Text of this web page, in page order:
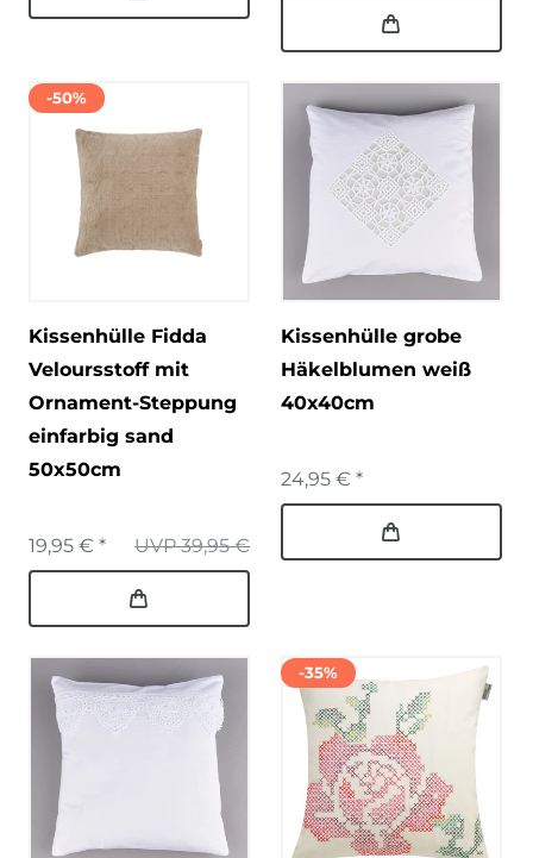
-50%
Kissenhülle Fidda
Veloursstoff mit
Ornament-Steppung
einfarbig sand
50x50cm
UVP 39,95 €
19,95 € *
Kissenhülle grobe
Häkelblumen weiß
40x40cm
24,95 € *
-35%